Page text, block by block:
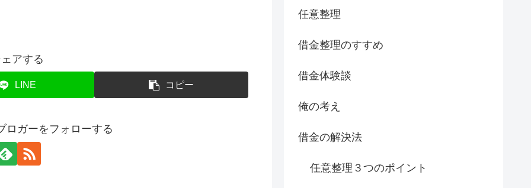
アする
LINE コピー
ロガーをフォローする
任意整理
借金整理のすすめ
借金体験談
俺の考え
借金の解決法
任意整理３つのポイント